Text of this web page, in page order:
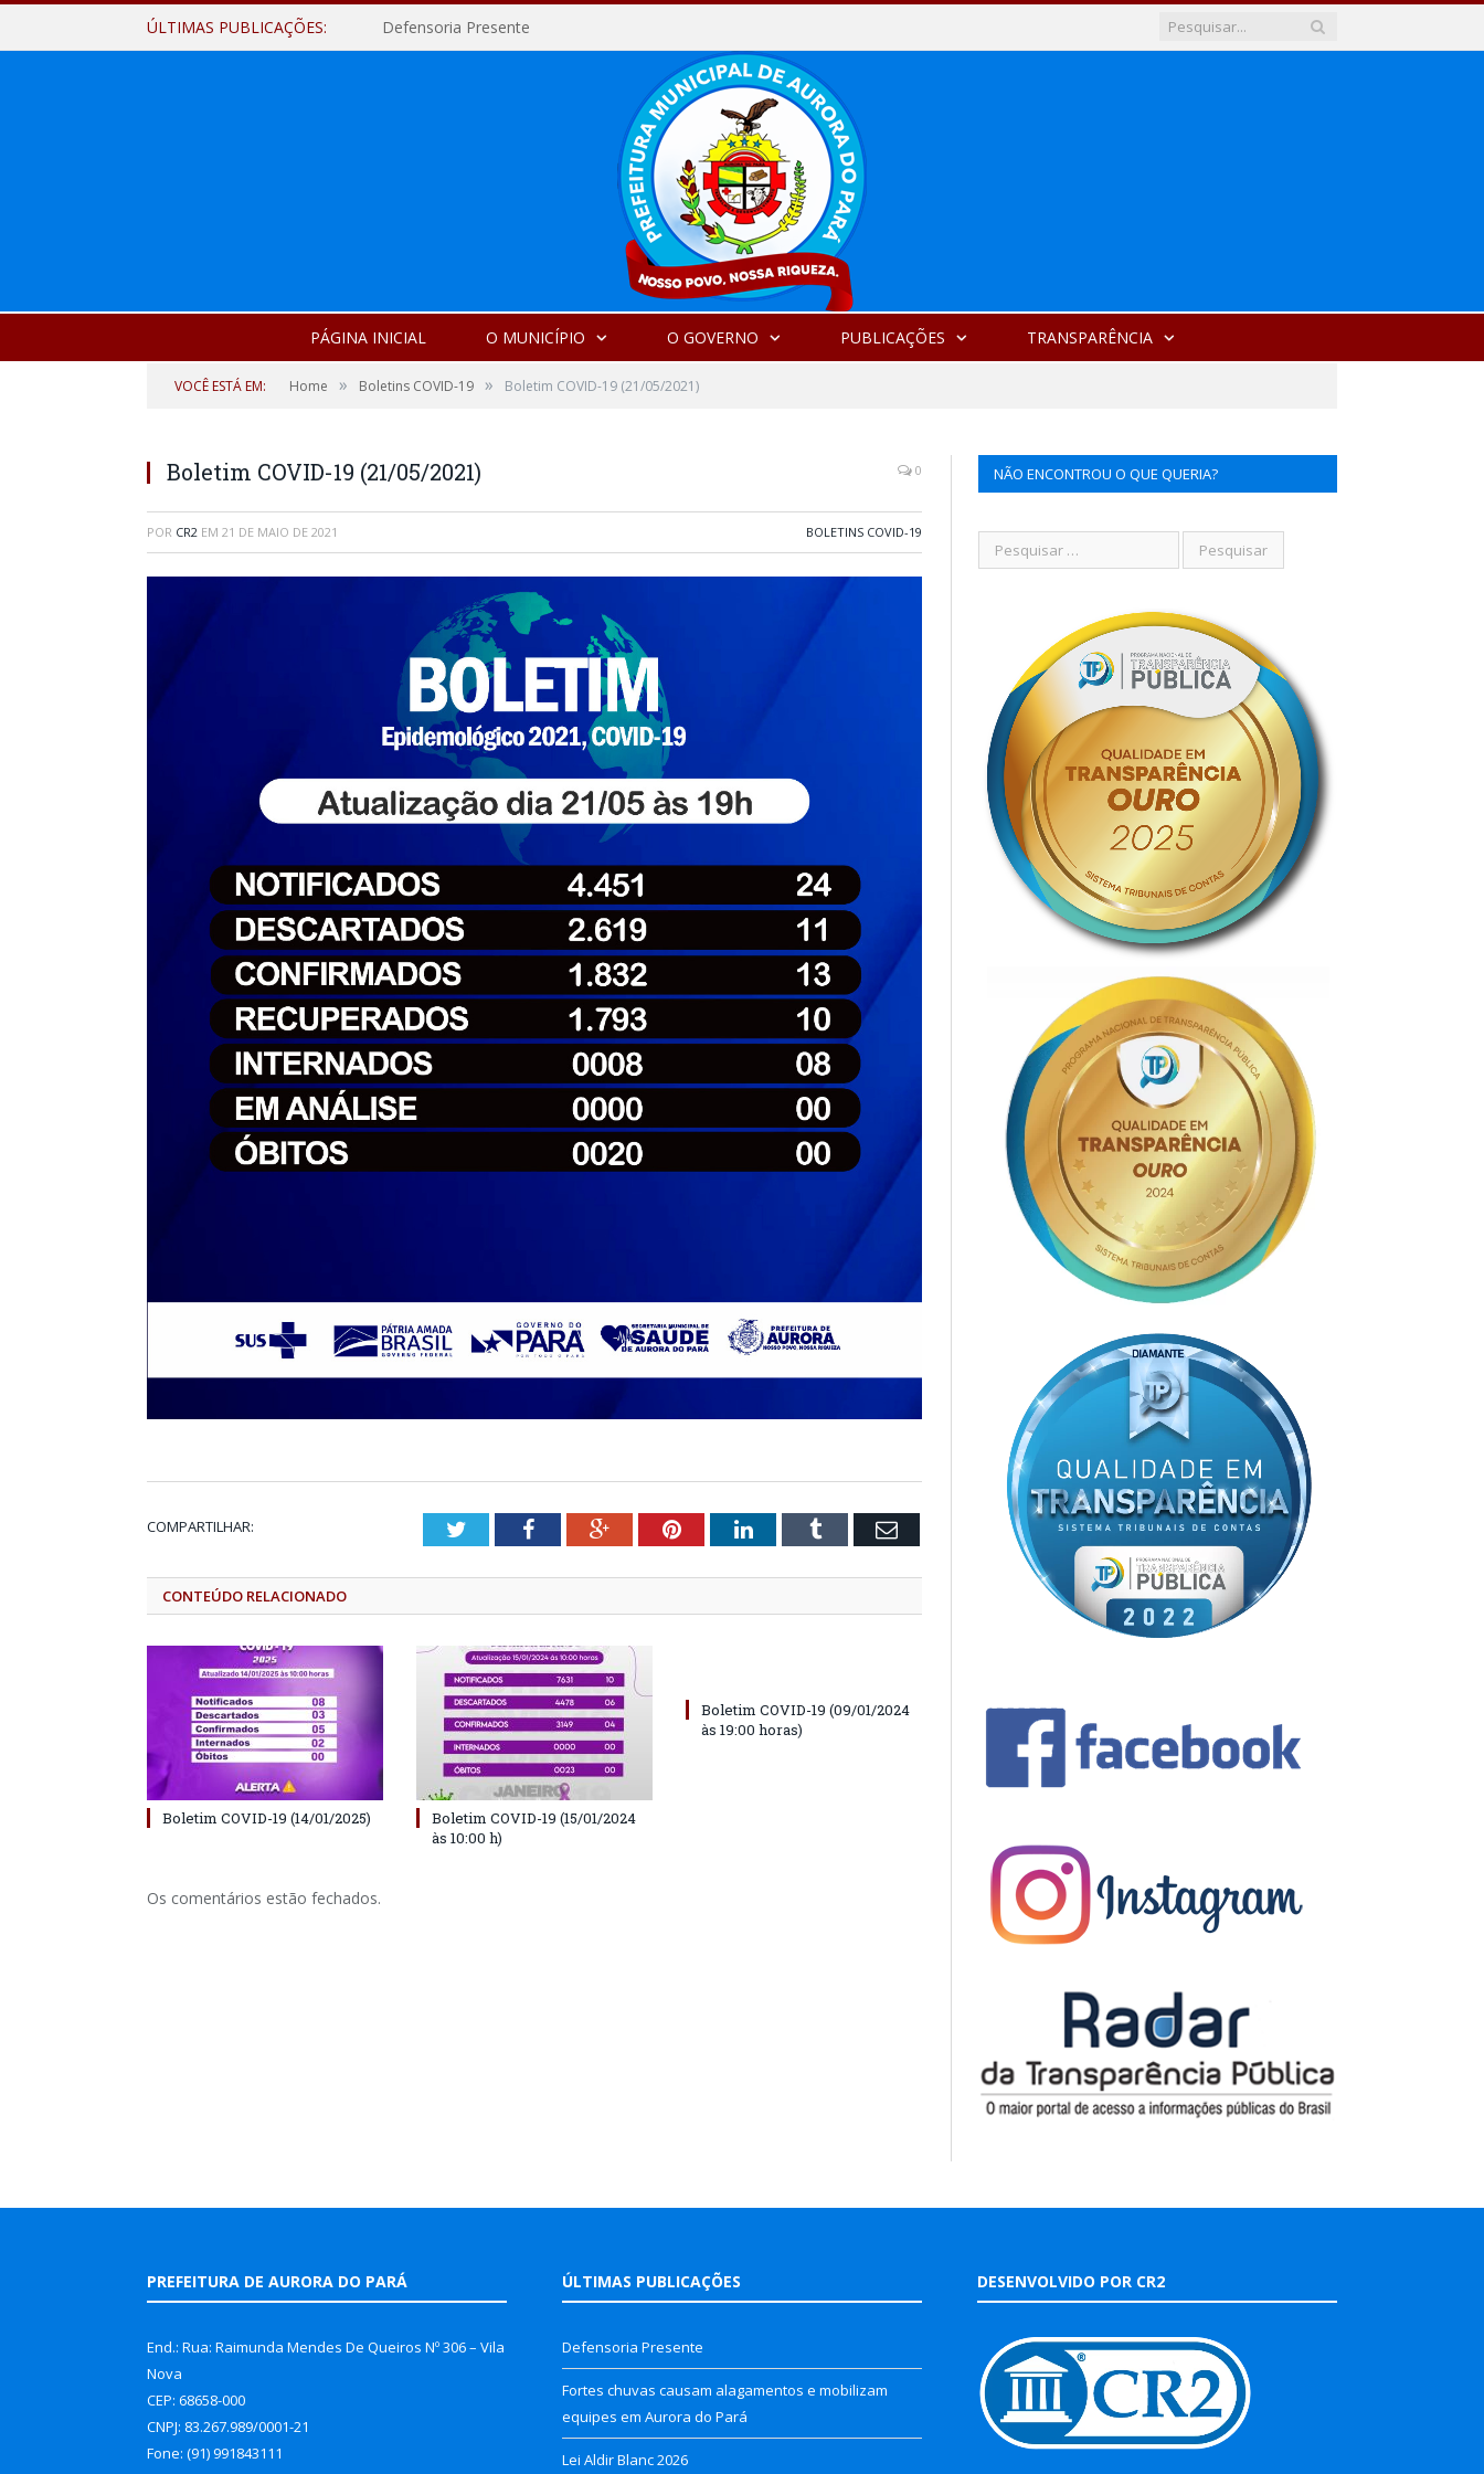
ÚLTIMAS PUBLICAÇÕES: Defensoria Presente
PÁGINA INICIAL O MUNICÍPIO O GOVERNO PUBLICAÇÕES TRANSPARÊNCIA
VOCÊ ESTÁ EM: Home » Boletins COVID-19 » Boletim COVID-19 (21/05/2021)
Boletim COVID-19 (21/05/2021) 0
POR CR2 EM 21 DE MAIO DE 2021 BOLETINS COVID-19
COMPARTILHAR: TwitterFacebookGoogle+PinterestLinkedInTumblr Email
CONTEÚDO RELACIONADO
Boletim COVID-19 (14/01/2025)
Boletim COVID-19 (15/01/2024
às 10:00 h)
Boletim COVID-19 (09/01/2024
às 19:00 horas)
Os comentários estão fechados.
NÃO ENCONTROU O QUE QUERIA?
PREFEITURA DE AURORA DO PARÁ
End.: Rua: Raimunda Mendes De Queiros Nº 306 – Vila
Nova
CEP: 68658-000
CNPJ: 83.267.989/0001-21
Fone: (91) 991843111
ÚLTIMAS PUBLICAÇÕES
Defensoria Presente
Fortes chuvas causam alagamentos e mobilizam
equipes em Aurora do Pará
Lei Aldir Blanc 2026
DESENVOLVIDO POR CR2